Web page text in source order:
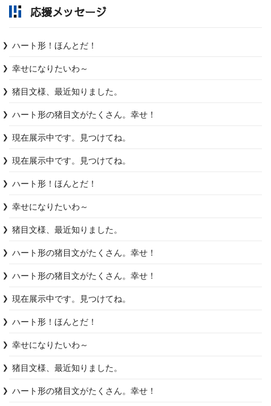
応援メッセージ
ハート形！ほんとだ！
幸せになりたいわ～
猪目文様、最近知りました。
ハート形の猪目文がたくさん。幸せ！
現在展示中です。見つけてね。
現在展示中です。見つけてね。
ハート形！ほんとだ！
幸せになりたいわ～
猪目文様、最近知りました。
ハート形の猪目文がたくさん。幸せ！
ハート形の猪目文がたくさん。幸せ！
現在展示中です。見つけてね。
ハート形！ほんとだ！
幸せになりたいわ～
猪目文様、最近知りました。
ハート形の猪目文がたくさん。幸せ！